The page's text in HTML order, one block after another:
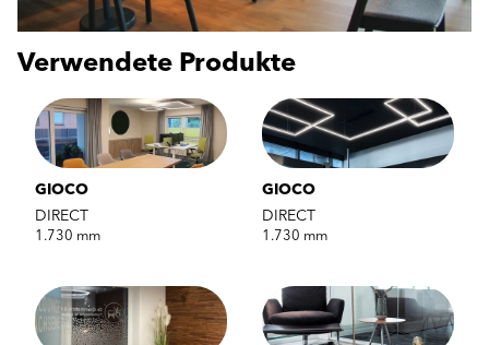
Verwendete Produkte
GIOCO
DIRECT
1.730 mm
GIOCO
DIRECT
1.730 mm